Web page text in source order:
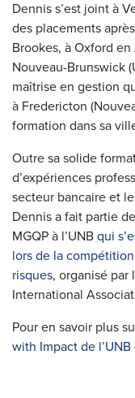
Dennis s’est joint à
des placements
Brookes, à Oxford
Nouveau-Brunswick
maîtrise en gestion
à Fredericton
formation dans sa
Outre sa solide
d’expériences
secteur bancaire et
Dennis a fait partie
MGQP à l’UNB qui
lors de la
risques, organisé par
International
Pour en savoir plus
with Impact de l’UNB